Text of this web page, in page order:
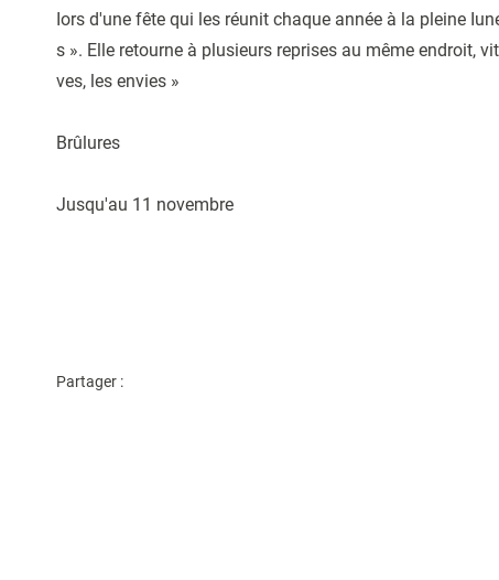
Iors d'une fête qui les réunit chaque année à la pleine
s ». Elle retourne à plusieurs reprises au même endroit,
ves, les envies »
Brûlures
Jusqu'au 11 novembre
Partager :